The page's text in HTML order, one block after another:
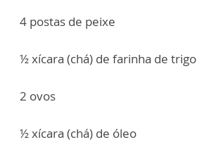
4 postas de peixe
½ xícara (chá) de farinha de trigo
2 ovos
½ xícara (chá) de óleo